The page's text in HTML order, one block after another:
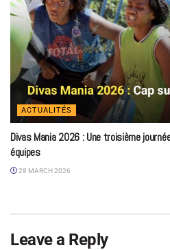
ACTUALITÉS
Divas Mania 2026 : Une troisième
équipes
28 MARCH 2026
Leave a Reply